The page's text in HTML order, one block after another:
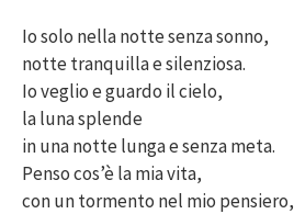
Io solo nella notte senza sonno,
notte tranquilla e silenziosa.
Io veglio e guardo il cielo,
la luna splende
in una notte lunga e senza meta.
Penso cos’è la mia vita,
con un tormento nel mio pensiero,